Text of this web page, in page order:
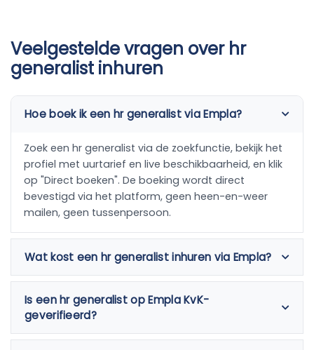
Veelgestelde vragen over hr
generalist inhuren
Hoe boek ik een hr generalist via Empla?
Zoek een hr generalist via de zoekfunctie, bekijk het
profiel met uurtarief en live beschikbaarheid, en klik
op "Direct boeken". De boeking wordt direct
bevestigd via het platform, geen heen-en-weer
mailen, geen tussenpersoon.
Wat kost een hr generalist inhuren via Empla?
Is een hr generalist op Empla KvK-
geverifieerd?